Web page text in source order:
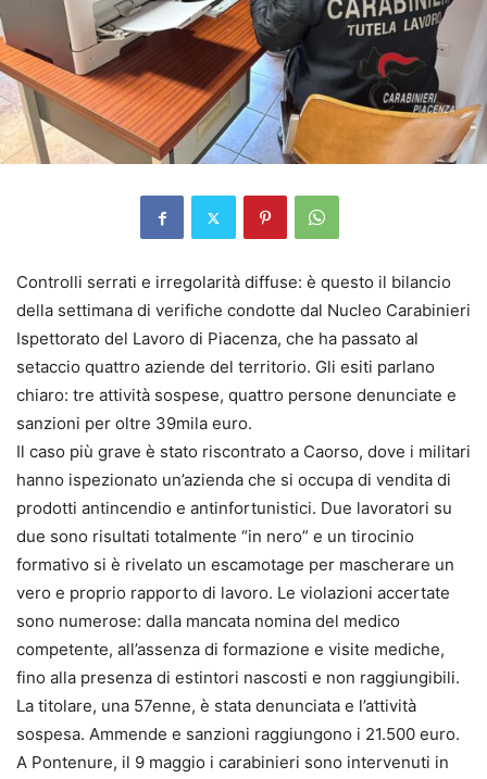
Controlli serrati e irregolarità diffuse: è questo il bilancio
della settimana di verifiche condotte dal Nucleo Carabinieri
Ispettorato del Lavoro di Piacenza, che ha passato al
setaccio quattro aziende del territorio. Gli esiti parlano
chiaro: tre attività sospese, quattro persone denunciate e
sanzioni per oltre 39mila euro.
Il caso più grave è stato riscontrato a Caorso, dove i militari
hanno ispezionato un’azienda che si occupa di vendita di
prodotti antincendio e antinfortunistici. Due lavoratori su
due sono risultati totalmente “in nero” e un tirocinio
formativo si è rivelato un escamotage per mascherare un
vero e proprio rapporto di lavoro. Le violazioni accertate
sono numerose: dalla mancata nomina del medico
competente, all’assenza di formazione e visite mediche,
fino alla presenza di estintori nascosti e non raggiungibili.
La titolare, una 57enne, è stata denunciata e l’attività
sospesa. Ammende e sanzioni raggiungono i 21.500 euro.
A Pontenure, il 9 maggio i carabinieri sono intervenuti in